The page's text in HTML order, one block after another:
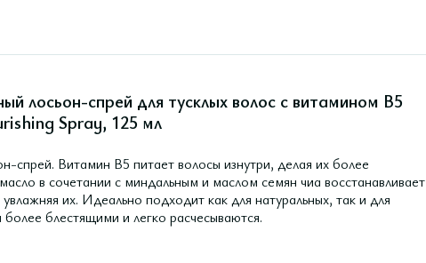
лосьон-спрей для тусклых волос с витамином В5
Spray, 125 мл
спрей. Витамин В5 питает волосы изнутри, делая их более
в сочетании с миндальным и маслом семян чиа восстанавливает
их. Идеально подходит как для натуральных, так и для
блестящими и легко расчесываются.